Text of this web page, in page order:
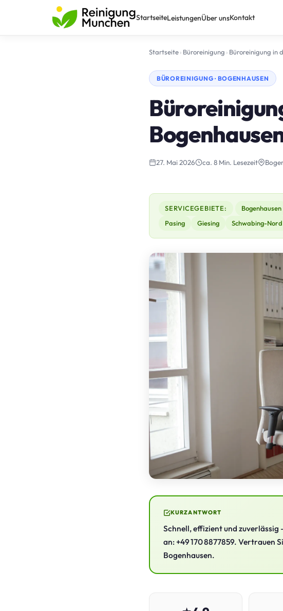
StartseiteLeistungenÜber unsKontakt
Startseite› Büroreinigung › Büroreinigung in
BÜROREINIGUNG · BOGENHAUSEN
27. Mai 2026 ca. 8 Min. Lesezeit
SERVICEGEBIETE: Bogenhausen
Pasing
Giesing Schwabing-Nord
KURZANTWORT
Schnell, effizient und zuverlässig
an: +49 170 8877859. Vertrauen
Bogenhausen.